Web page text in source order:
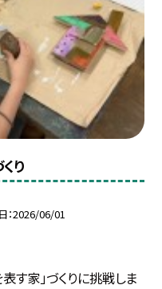
り
2026/06/01
す家」づくりに挑戦しま